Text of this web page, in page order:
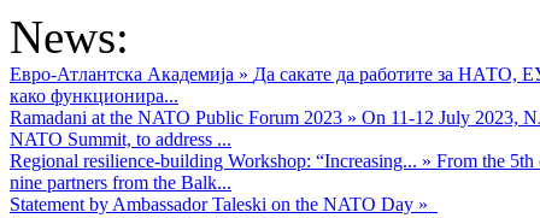
News:
Евро-Атлантска Академија » Да сакате да работите за НАТО,
како функционира...
Ramadani at the NATO Public Forum 2023 » On 11-12 July 2023,
NATO Summit, to address ...
Regional resilience-building Workshop: “Increasing... » From the
nine partners from the Balk...
Statement by Ambassador Taleski on the NATO Day »